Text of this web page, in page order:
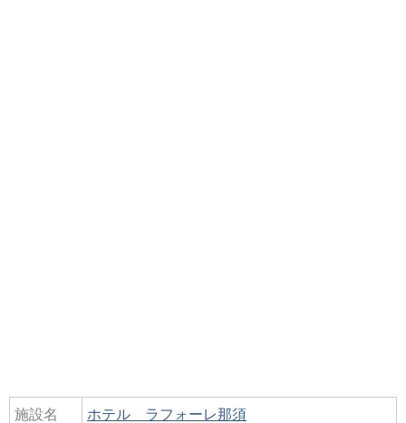
施設名 ホテル ラフォーレ那須